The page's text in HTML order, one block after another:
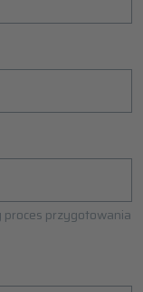
proces przygotowania